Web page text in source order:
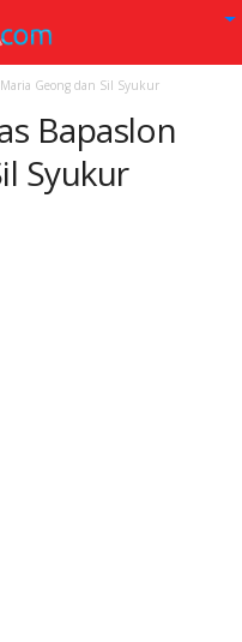
Maria Geong dan Sil Syukur
Bapaslon
Syukur